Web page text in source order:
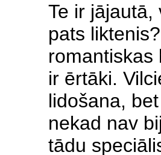
Te ir
pats
romantiskas
ir ērtāki.
lidošana,
nekad nav
tādu